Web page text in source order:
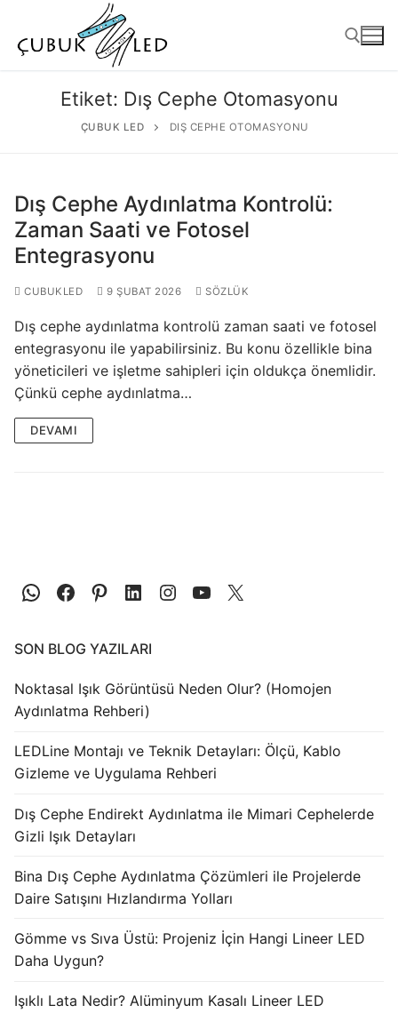
ANASAYFA
ÜRÜNLER
Kullanıma Hazır Ürünler
LEDLine (Lineer LED)
Sabit Gerilim Şerit LED
Alüminyum LED Profilleri
Işık Kontrol Sistemleri
LED Güç Kaynakları
İç Mekan LED Driver
Etiket: Dış Cephe Otomasyonu
ÇUBUK LED DIŞ CEPHE OTOMASYONU
Dış Cephe Aydınlatma Kontrolü:
Zaman Saati ve Fotosel
Entegrasyonu
CUBUKLED 9 ŞUBAT 2026 SÖZLÜK
Dış cephe aydınlatma kontrolü zaman saati ve fotosel
entegrasyonu ile yapabilirsiniz. Bu konu özellikle bina
yöneticileri ve işletme sahipleri için oldukça önemlidir.
Çünkü cephe aydınlatma…
DEVAMI
SON BLOG YAZILARI
Noktasal Işık Görüntüsü Neden Olur? (Homojen
Aydınlatma Rehberi)
LEDLine Montajı ve Teknik Detayları: Ölçü, Kablo
Gizleme ve Uygulama Rehberi
Dış Cephe Endirekt Aydınlatma ile Mimari Cephelerde
Gizli Işık Detayları
Bina Dış Cephe Aydınlatma Çözümleri ile Projelerde
Daire Satışını Hızlandırma Yolları
Gömme vs Sıva Üstü: Projeniz İçin Hangi Lineer LED
Daha Uygun?
Işıklı Lata Nedir? Alüminyum Kasalı Lineer LED